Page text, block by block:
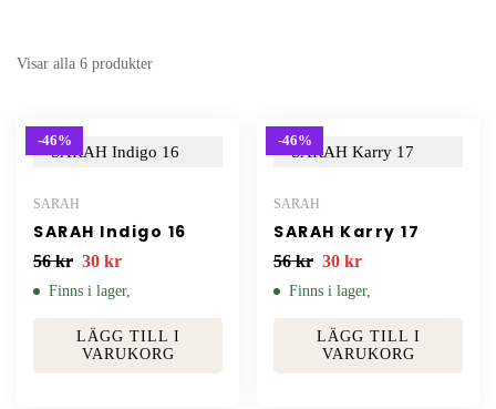
Visar alla 6 produkter
-46%
SARAH
SARAH Indigo 16
56kr 30 kr
Finns i lager,
LÄGG TILL I
VARUKORG
-46%
SARAH
SARAH Karry 17
56kr 30 kr
Finns i lager,
LÄGG TILL I
VARUKORG